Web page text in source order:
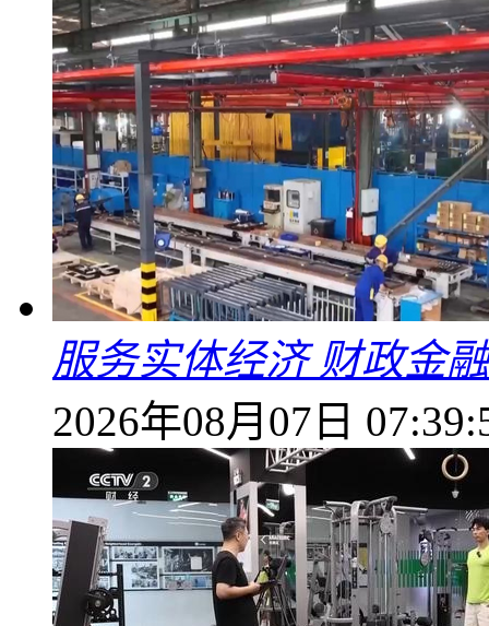
服务实体经济 财政金
2026年08月07日